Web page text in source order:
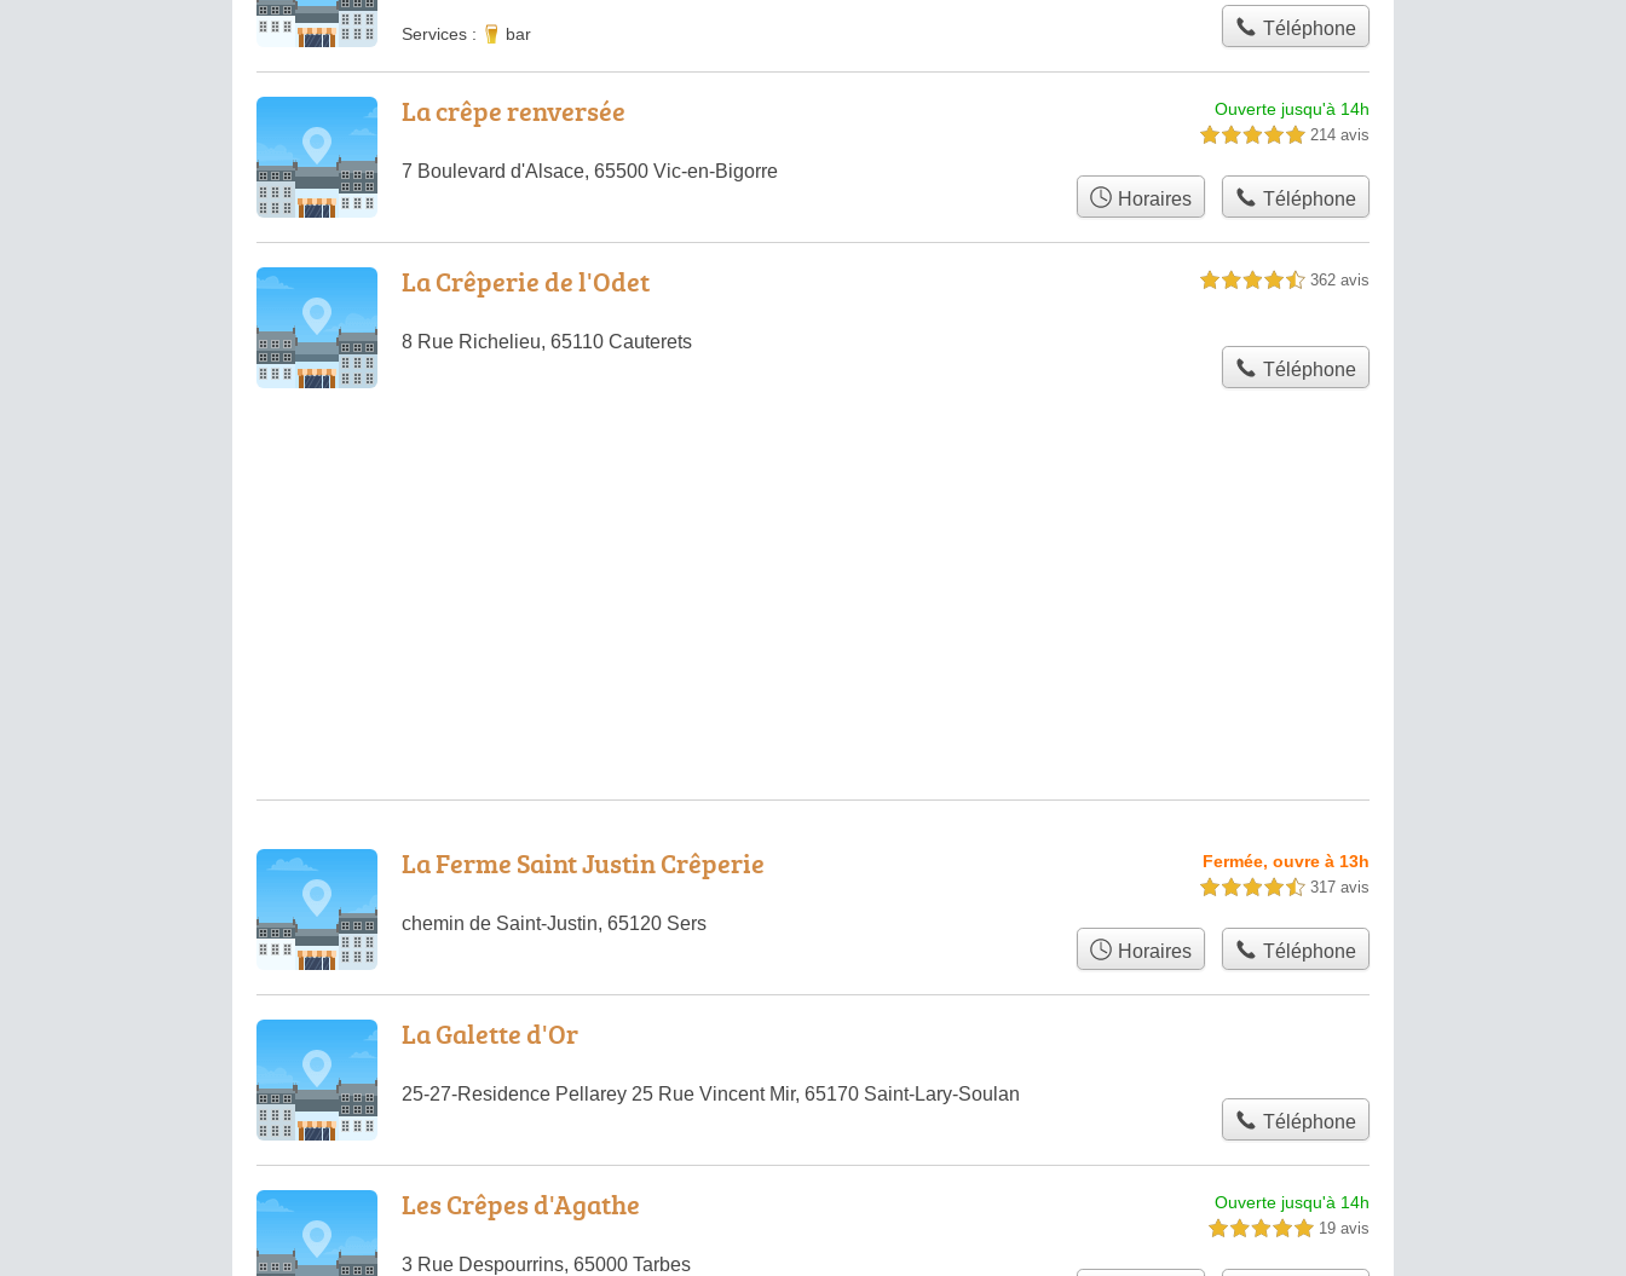
Services : bar Téléphone
La crêpe renversée
7 Boulevard d'Alsace, 65500 Vic-en-Bigorre
Ouverte jusqu'à 14h
5,0 étoiles sur 5 214 avis
Horaires Téléphone
La Crêperie de l'Odet
8 Rue Richelieu, 65110 Cauterets
4,5 étoiles sur 5 362 avis
Téléphone
La Ferme Saint Justin Crêperie
chemin de Saint-Justin, 65120 Sers
Fermée, ouvre à 13h
4,5 étoiles sur 5 317 avis
Horaires Téléphone
La Galette d'Or
25-27-Residence Pellarey 25 Rue Vincent Mir, 65170 Saint-Lary-Soulan
Téléphone
Les Crêpes d'Agathe
3 Rue Despourrins, 65000 Tarbes
Ouverte jusqu'à 14h
5,0 étoiles sur 5 19 avis